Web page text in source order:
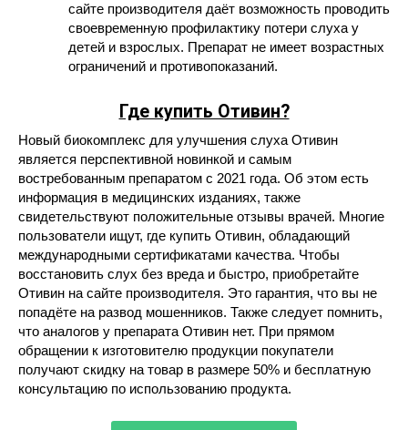
сайте производителя даёт возможность проводить
своевременную профилактику потери слуха у
детей и взрослых. Препарат не имеет возрастных
ограничений и противопоказаний.
Где купить Отивин?
Новый биокомплекс для улучшения слуха Отивин
является перспективной новинкой и самым
востребованным препаратом с 2021 года. Об этом есть
информация в медицинских изданиях, также
свидетельствуют положительные отзывы врачей. Многие
пользователи ищут, где купить Отивин, обладающий
международными сертификатами качества. Чтобы
восстановить слух без вреда и быстро, приобретайте
Отивин на сайте производителя. Это гарантия, что вы не
попадёте на развод мошенников. Также следует помнить,
что аналогов у препарата Отивин нет. При прямом
обращении к изготовителю продукции покупатели
получают скидку на товар в размере 50% и бесплатную
консультацию по использованию продукта.